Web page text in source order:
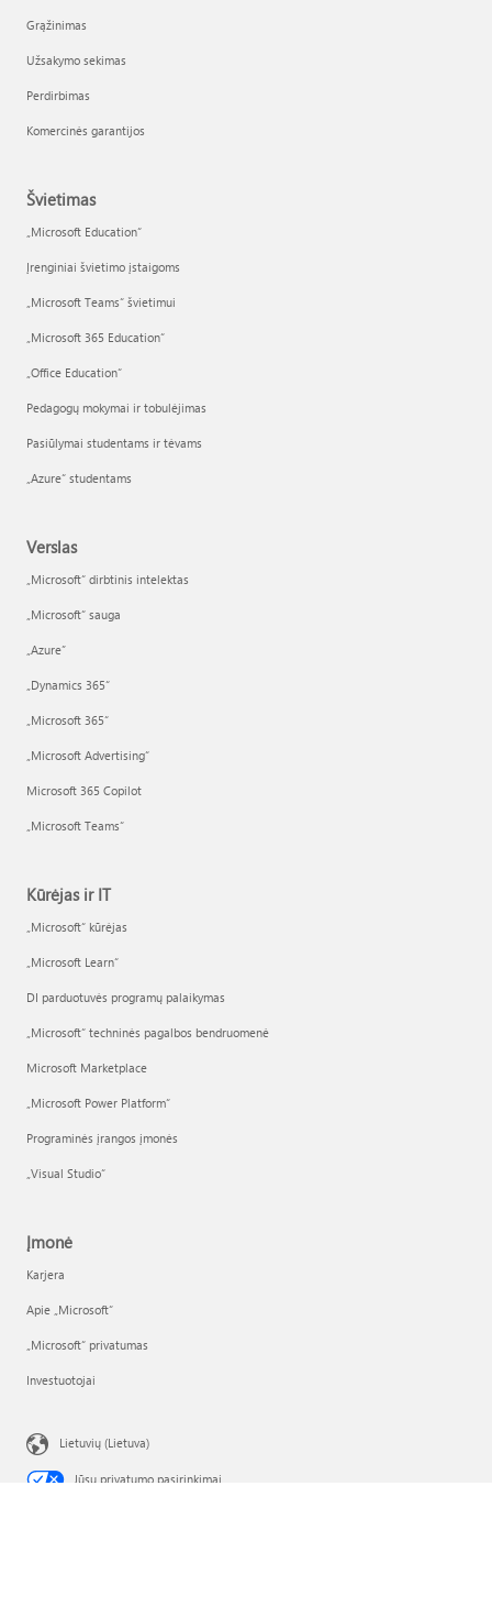
Grąžinimas
Užsakymo sekimas
Perdirbimas
Komercinės garantijos
Švietimas
„Microsoft Education“
Įrenginiai švietimo įstaigoms
„Microsoft Teams“ švietimui
„Microsoft 365 Education“
„Office Education“
Pedagogų mokymai ir tobulėjimas
Pasiūlymai studentams ir tėvams
„Azure“ studentams
Verslas
„Microsoft“ dirbtinis intelektas
„Microsoft“ sauga
„Azure”
„Dynamics 365“
„Microsoft 365“
„Microsoft Advertising“
Microsoft 365 Copilot
„Microsoft Teams“
Kūrėjas ir IT
„Microsoft“ kūrėjas
„Microsoft Learn“
DI parduotuvės programų palaikymas
„Microsoft“ techninės pagalbos bendruomenė
Microsoft Marketplace
„Microsoft Power Platform“
Programinės įrangos įmonės
„Visual Studio“
Įmonė
Karjera
Apie „Microsoft“
„Microsoft“ privatumas
Investuotojai
Lietuvių (Lietuva)
Jūsų privatumo pasirinkimai